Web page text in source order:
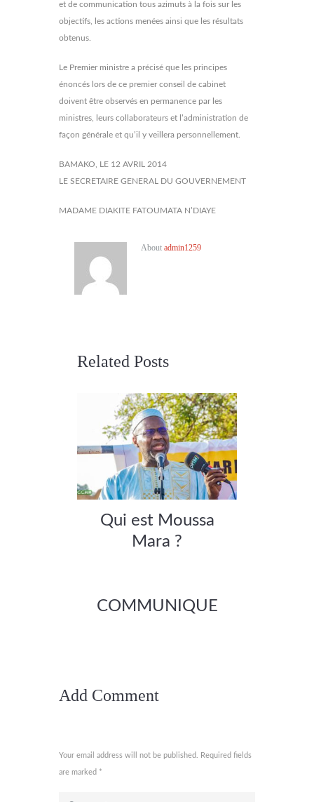
et de communication tous azimuts à la fois sur les
objectifs, les actions menées ainsi que les résultats
obtenus.
Le Premier ministre a précisé que les principes
énoncés lors de ce premier conseil de cabinet
doivent être observés en permanence par les
ministres, leurs collaborateurs et l’administration de
façon générale et qu’il y veillera personnellement.
BAMAKO, LE 12 AVRIL 2014
LE SECRETAIRE GENERAL DU GOUVERNEMENT
MADAME DIAKITE FATOUMATA N’DIAYE
Aboutadmin1259
Related Posts
Qui est Moussa
Mara ?
COMMUNIQUE
Add Comment
Your email address will not be published. Required fields
are marked *